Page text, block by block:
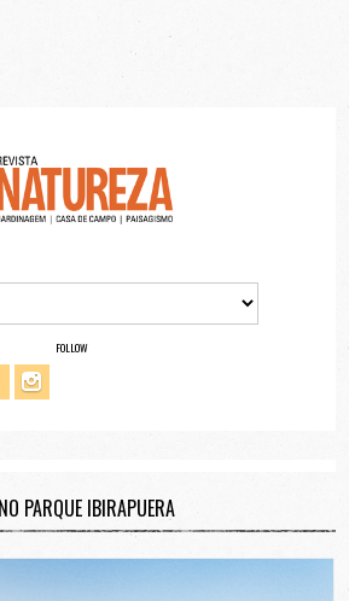
FOLLOW
PARQUE IBIRAPUERA